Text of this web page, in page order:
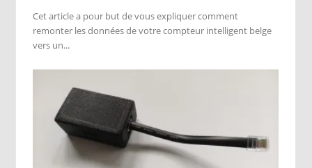
Cet article a pour but de vous expliquer comment
remonter les données de votre compteur intelligent belge
vers un...